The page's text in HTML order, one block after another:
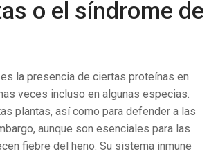
o el síndrome de
la presencia de ciertas proteínas en
veces incluso en algunas especias.
plantas, así como para defender a las
aunque son esenciales para las
fiebre del heno. Su sistema inmune